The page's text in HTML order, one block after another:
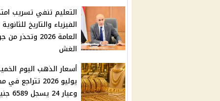
التعليم تنفي تسريب
الفيزياء والتاريخ للثانوية
العامة 2026 وتحذر
الغش
يوليو 2026 تتراجع
وعيار 24 يسجل 6589 جنيهًا